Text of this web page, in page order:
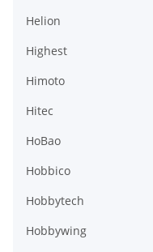
Helion
Highest
Himoto
Hitec
HoBao
Hobbico
Hobbytech
Hobbywing